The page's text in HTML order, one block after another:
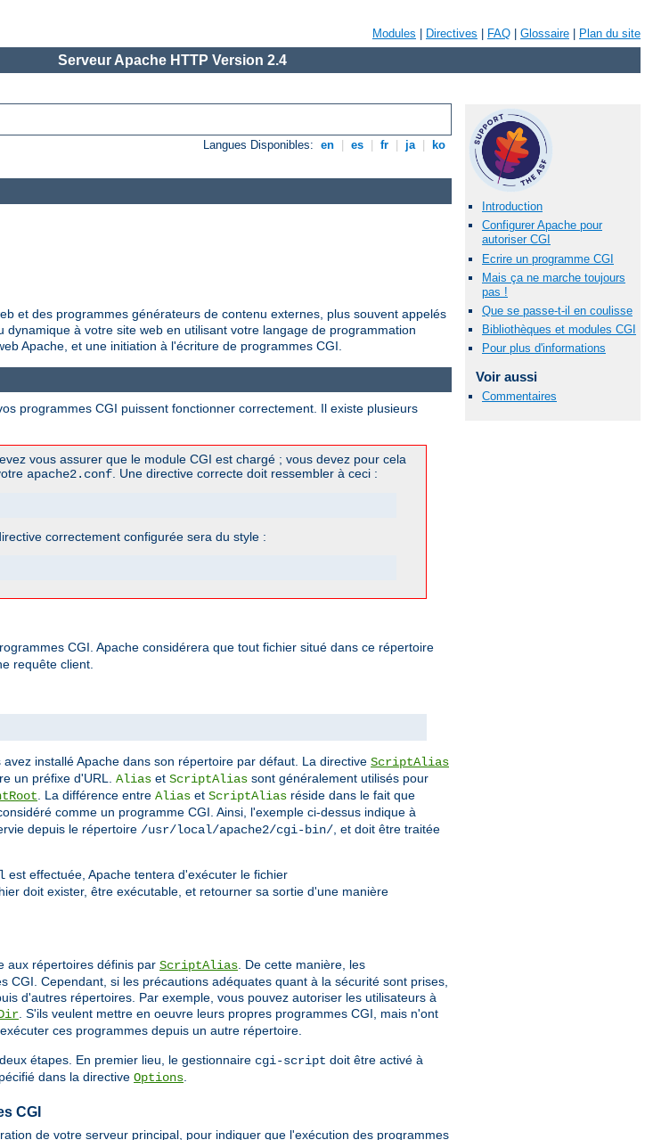
Modules Directives FAQ Glossaire Plan du site
Serveur Apache HTTP Version 2.4
Langues Disponibles: en es fr ja ko
Introduction
Configurer Apache pour
autoriser CGI
Ecrire un programme CGI
Mais ça ne marche toujours
pas !
Que se passe-t-il en coulisse
Bibliothèques et modules CGI
Pour plus d'informations
Voir aussi
Commentaires
et des programmes générateurs de contenu externes, plus souvent appelés
à votre site web en utilisant votre langage de programmation
Apache, et une initiation à l'écriture de programmes CGI.
programmes CGI puissent fonctionner correctement. Il existe plusieurs
vous assurer que le module CGI est chargé ; vous devez pour cela
apache2.conf . Une directive correcte doit ressembler à ceci :
correctement configurée sera du style :
CGI. Apache considérera que tout fichier situé dans ce répertoire
requête client.
avez installé Apache dans son répertoire par défaut. La directive ScriptAlias
un préfixe d'URL. Alias et ScriptAlias sont généralement utilisés pour
. La différence entre Alias et ScriptAlias réside dans le fait que
comme un programme CGI. Ainsi, l'exemple ci-dessus indique à
depuis le répertoire /usr/local/apache2/cgi-bin/, et doit être traitée
est effectuée, Apache tentera d'exécuter le fichier
doit exister, être exécutable, et retourner sa sortie d'une manière
aux répertoires définis par ScriptAlias. De cette manière, les
Cependant, si les précautions adéquates quant à la sécurité sont prises,
d'autres répertoires. Par exemple, vous pouvez autoriser les utilisateurs à
. S'ils veulent mettre en oeuvre leurs propres programmes CGI, mais n'ont
ces programmes depuis un autre répertoire.
étapes. En premier lieu, le gestionnaire cgi-script doit être activé à
dans la directive Options.
CGI
de votre serveur principal, pour indiquer que l'exécution des programmes